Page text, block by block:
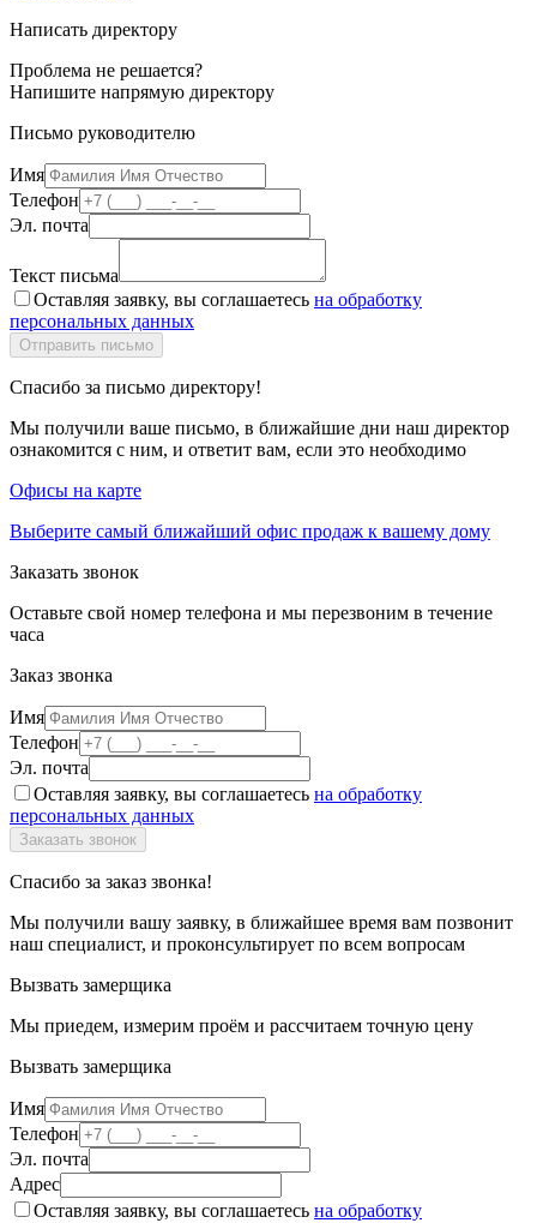
Написать директору
Проблема не решается?
Напишите напрямую директору
Письмо руководителю
Имя
Телефон
Эл. почта
Текст письма
Оставляя заявку, вы соглашаетесь на обработку
персональных данных
Спасибо за письмо директору!
Мы получили ваше письмо, в ближайшие дни наш директор
ознакомится с ним, и ответит вам, если это необходимо
Офисы на карте
Выберите самый ближайший офис продаж к вашему дому
Заказать звонок
Оставьте свой номер телефона и мы перезвоним в течение
часа
Заказ звонка
Имя
Телефон
Эл. почта
Оставляя заявку, вы соглашаетесь на обработку
персональных данных
Спасибо за заказ звонка!
Мы получили вашу заявку, в ближайшее время вам позвонит
наш специалист, и проконсультирует по всем вопросам
Вызвать замерщика
Мы приедем, измерим проём и рассчитаем точную цену
Вызвать замерщика
Имя
Телефон
Эл. почта
Адрес
Оставляя заявку, вы соглашаетесь на обработку